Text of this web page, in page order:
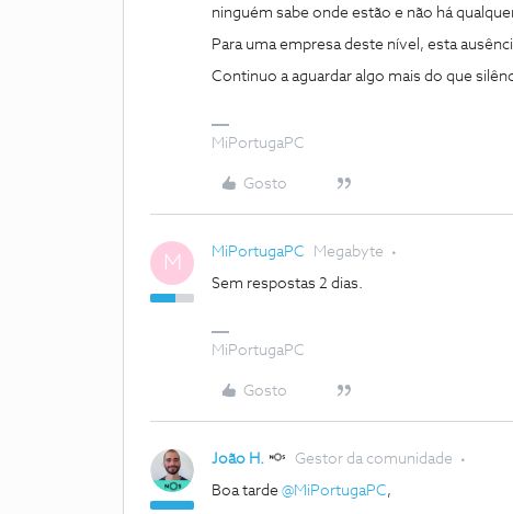
ninguém sabe onde estão e não há
Para uma empresa deste nível, esta
Continuo a aguardar algo mais do que
MiPortugaPC
Gosto
M MiPortugaPC Megabyte
Sem respostas 2 dias.
MiPortugaPC
Gosto
João H. Gestor da comunidade
Boa tarde ​ @MiPortugaPC,